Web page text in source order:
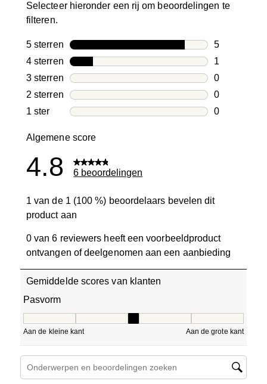
Selecteer hieronder een rij om beoordelingen te
filteren.
5 sterren sterren
5
5
4 sterren sterren
1
1
3 sterren sterren
0
0
2 sterren sterren
0
0
1 ster sterren
0
Algemene score
4.8 6 beoordelingen
1 van de 1 (100 %) beoordelaars bevelen dit
product aan
0 van 6 reviewers heeft een voorbeeldproduct
ontvangen of deelgenomen aan een aanbieding
Gemiddelde scores van klanten
Pasvorm
Aan de kleine kant Aan de grote kant
Onderwerpen en beoordelingen zoeken per regio